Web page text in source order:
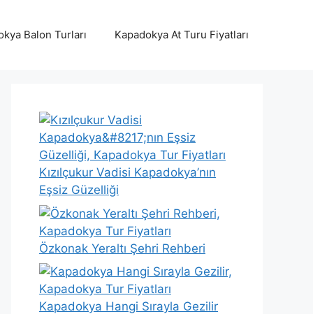
Balon Turları Kapadokya At Turu Fiyatları
Kızılçukur Vadisi Kapadokya’nın
Eşsiz Güzelliği
Özkonak Yeraltı Şehri Rehberi
Kapadokya Hangi Sırayla Gezilir